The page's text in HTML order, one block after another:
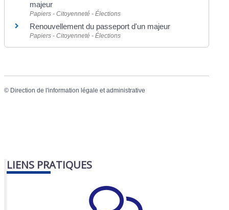
majeur
Papiers - Citoyenneté - Élections
Renouvellement du passeport d'un majeur
Papiers - Citoyenneté - Élections
© Direction de l'information légale et administrative
LIENS PRATIQUES